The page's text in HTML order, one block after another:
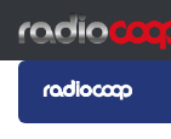
Salta al